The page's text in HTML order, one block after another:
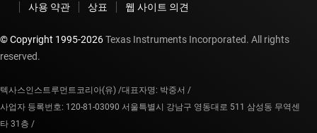
사용 약관
상표 웹 사이트 의견
© Copyright 1995-2026Texas Instruments Incorporated. All rights
reserved.
텍사스인스트루먼트코리아(유) /대표자명: 박중서 /
사업자 등록번호: 120-81-03090 서울특별시 강남구 영동대로 511 삼성동 무역센
타 31층 /